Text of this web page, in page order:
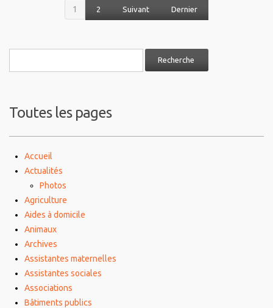
1 2 Suivant Dernier
Toutes les pages
Accueil
Actualités
Photos
Agriculture
Aides à domicile
Animaux
Archives
Assistantes maternelles
Assistantes sociales
Associations
Bâtiments publics